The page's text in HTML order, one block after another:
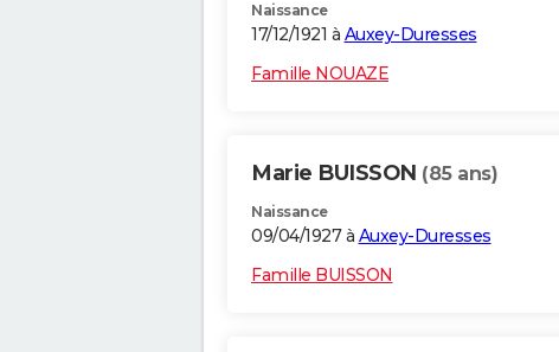
Naissance
17/12/1921 à Auxey-Duresses
Famille NOUAZE
Marie BUISSON (85 ans)
Naissance
09/04/1927 à Auxey-Duresses
Famille BUISSON